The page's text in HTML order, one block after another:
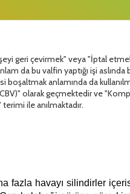
geri çevirmek" veya "İptal
da bu valfin yaptığı işi aslında
boşaltmak anlamında da
olarak geçmektedir ve
ile anılmaktadır.
fazla havayı silindirler